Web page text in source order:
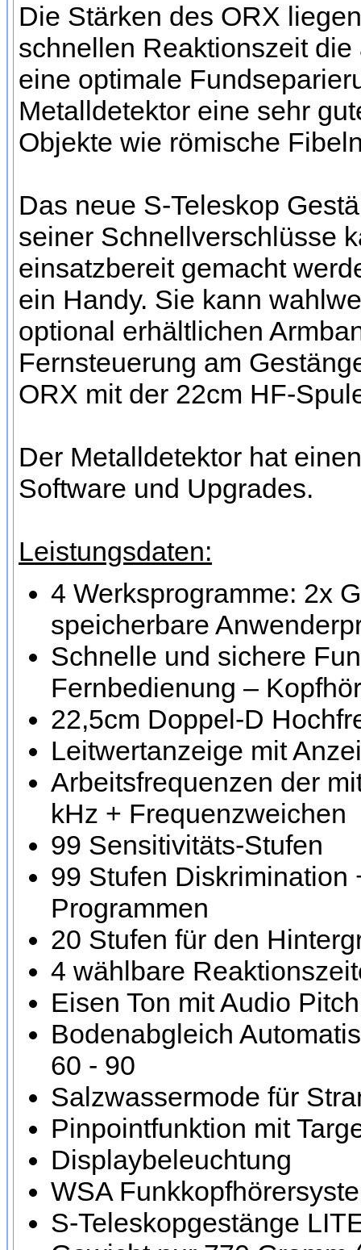
Die Stärken des ORX
schnellen Reaktionszeit
eine optimale
Metalldetektor eine sehr
Objekte wie römische
Das neue S-Teleskop
seiner Schnellverschlüsse
einsatzbereit gemacht
ein Handy. Sie kann
optional erhältlichen
Fernsteuerung am
ORX mit der 22cm HF-
Der Metalldetektor hat
Software und Upgrades.
Leistungsdaten:
4 Werksprogramme: 2x
speicherbare
Schnelle und sichere
Fernbedienung –
22,5cm Doppel-D
Leitwertanzeige mit
Arbeitsfrequenzen der
kHz + Frequenzweichen
99 Sensitivitäts-Stufen
99 Stufen
Programmen
20 Stufen für den
4 wählbare
Eisen Ton mit Audio
Bodenabgleich
60 - 90
Salzwassermode für
Pinpointfunktion mit
Displaybeleuchtung
WSA
S-Teleskopgestänge